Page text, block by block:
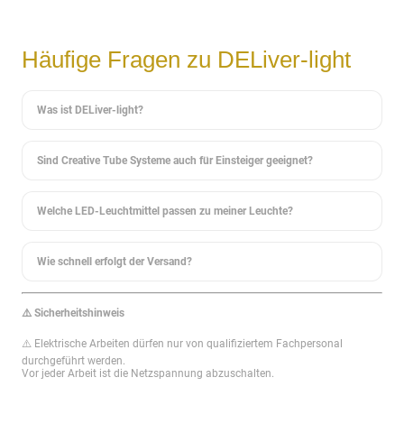
Häufige Fragen zu DELiver-light
Was ist DELiver-light?
Sind Creative Tube Systeme auch für Einsteiger geeignet?
Welche LED-Leuchtmittel passen zu meiner Leuchte?
Wie schnell erfolgt der Versand?
⚠️ Sicherheitshinweis
⚠️ Elektrische Arbeiten dürfen nur von qualifiziertem Fachpersonal
durchgeführt werden.
Vor jeder Arbeit ist die Netzspannung abzuschalten.